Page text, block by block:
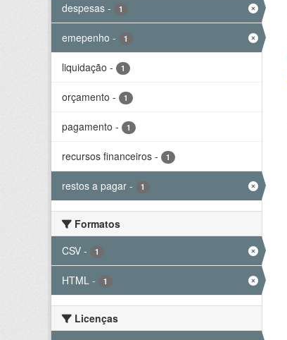
despesas - 1
emepenho - 1
liquidação - 1
orçamento - 1
pagamento - 1
recursos financeiros - 1
restos a pagar - 1
Formatos
CSV - 1
HTML - 1
Licenças